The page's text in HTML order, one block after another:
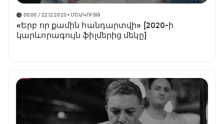
00:00 / 22.12.2020• ՄՇԱԿՈՒՅԹ
«Երբ որ քամին հանդարտվի» [2020-ի
կարևորագույն ֆիլմերից մեկը]